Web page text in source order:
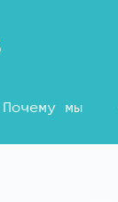
Почему мы